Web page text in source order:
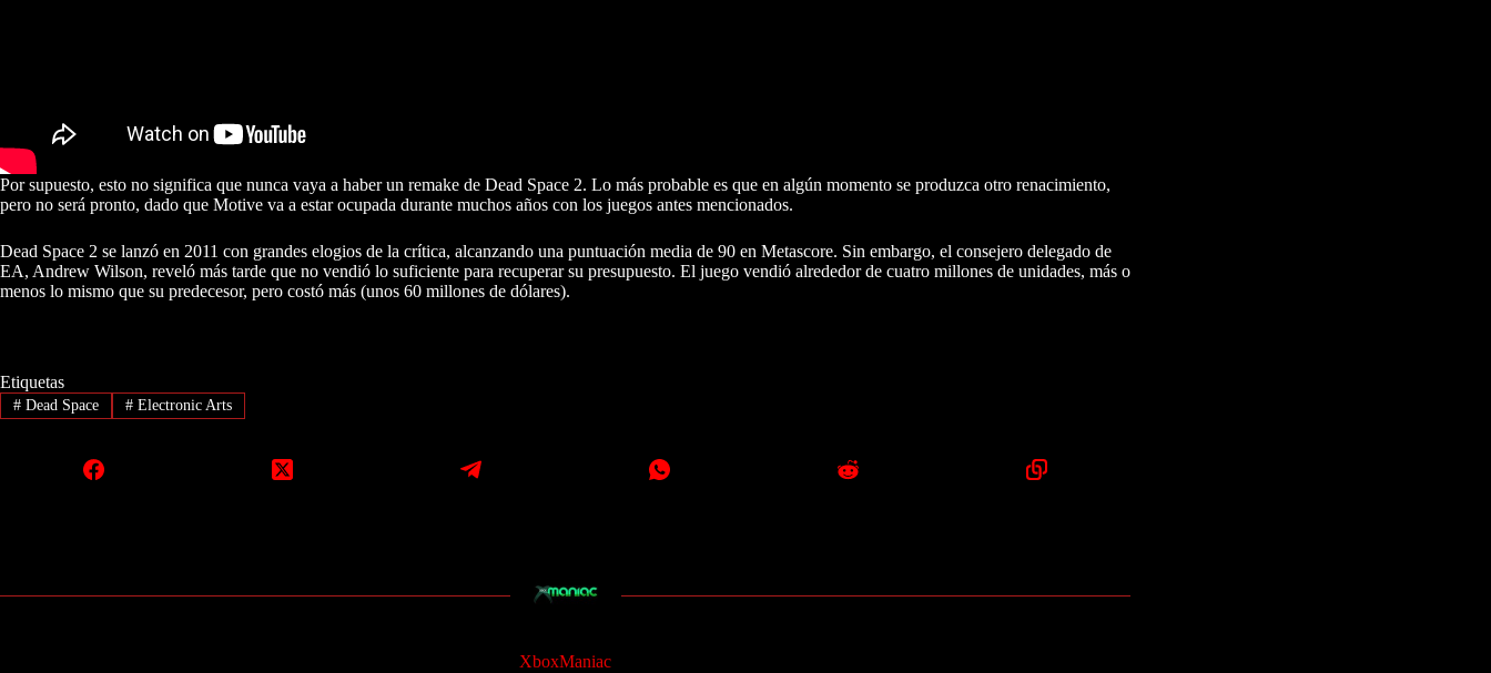
Por supuesto, esto no significa que nunca vaya a haber un remake de Dead Space 2. Lo más probable es que en algún momento se produzca otro renacimiento,
pero no será pronto, dado que Motive va a estar ocupada durante muchos años con los juegos antes mencionados.
Dead Space 2 se lanzó en 2011 con grandes elogios de la crítica, alcanzando una puntuación media de 90 en Metascore. Sin embargo, el consejero delegado de
EA, Andrew Wilson, reveló más tarde que no vendió lo suficiente para recuperar su presupuesto. El juego vendió alrededor de cuatro millones de unidades, más o
menos lo mismo que su predecesor, pero costó más (unos 60 millones de dólares).
Etiquetas
#Dead Space #Electronic Arts
XboxManiac